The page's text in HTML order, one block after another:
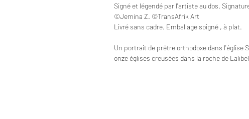
Signé et légendé par l'artiste au dos.
©Jemina Z. ©TransAfrik Art
Livré sans cadre. Emballage soigné , à plat.
Un portrait de prêtre orthodoxe dans l'église
onze églises creusées dans la roche de